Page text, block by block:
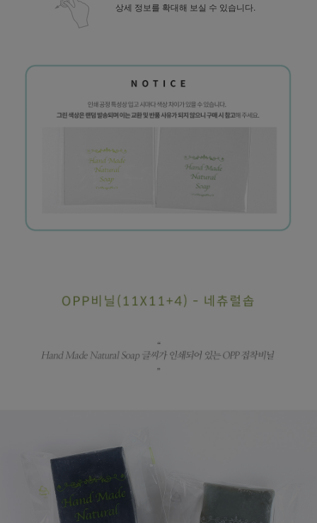
상세 정보를 확대해 보실 수 있습니다.